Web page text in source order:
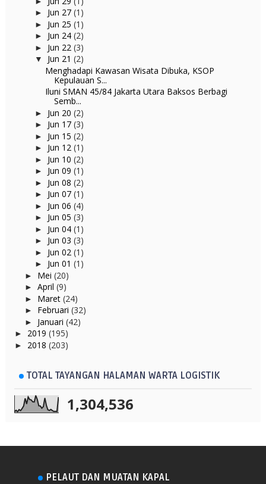
► Jun 27 (1)
► Jun 25 (1)
► Jun 24 (2)
► Jun 22 (3)
▼ Jun 21 (2)
Menghadapi Kawasan Wisata Dibuka, KSOP
Kepulauan S...
Iluni SMAN 45/84 Jakarta Utara Baksos Berbagi
Semb...
► Jun 20 (2)
► Jun 17 (3)
► Jun 15 (2)
► Jun 12 (1)
► Jun 10 (2)
► Jun 09 (1)
► Jun 08 (2)
► Jun 07 (1)
► Jun 06 (4)
► Jun 05 (3)
► Jun 04 (1)
► Jun 03 (3)
► Jun 02 (1)
► Jun 01 (1)
► Mei (20)
► April (9)
► Maret (24)
► Februari (32)
► Januari (42)
► 2019 (195)
► 2018 (203)
TOTAL TAYANGAN HALAMAN WARTA LOGISTIK
1,304,536
PELAUT DAN MUATAN KAPAL